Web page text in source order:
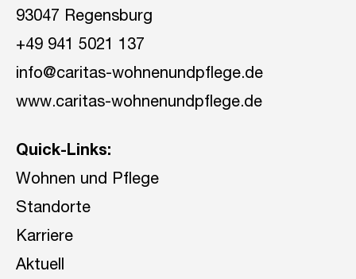
93047 Regensburg
+49 941 5021 137
info@caritas-wohnenundpflege.de
www.caritas-wohnenundpflege.de
Quick-Links:
Wohnen und Pflege
Standorte
Karriere
Aktuell